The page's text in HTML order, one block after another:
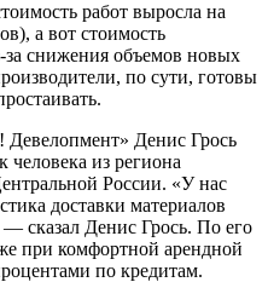
работ выросла на
а вот стоимость
за снижения объемов новых
по сути, готовы
Денис Грось
человека из региона
России. «У нас
доставки материалов
сказал Денис Грось. По его
при комфортной арендной
по кредитам.